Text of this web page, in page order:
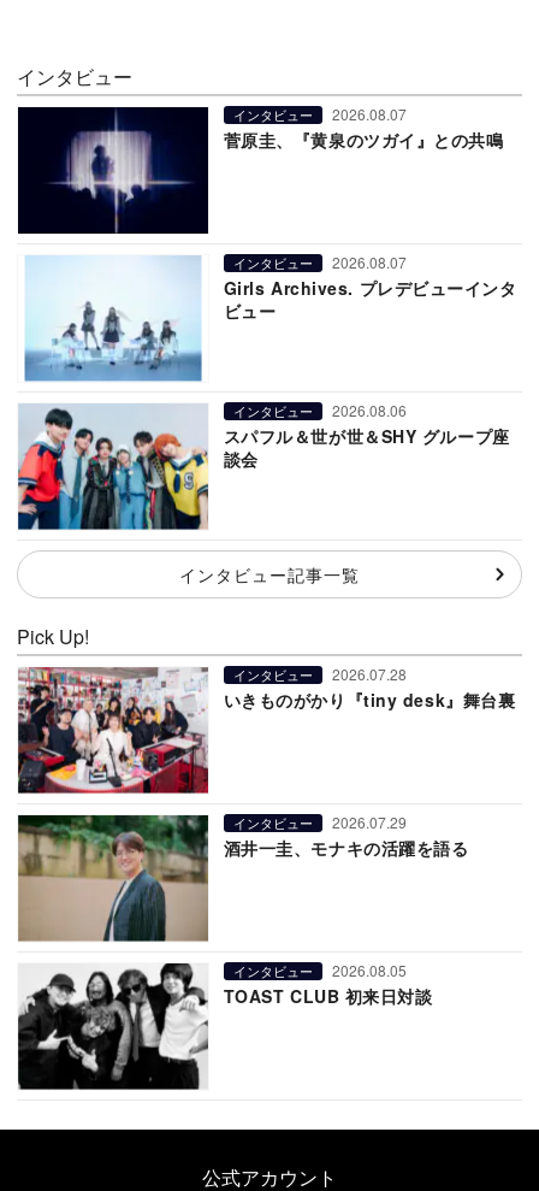
インタビュー
インタビュー 2026.08.07
菅原圭、『黄泉のツガイ』との共鳴
インタビュー 2026.08.07
Girls Archives. プレデビューインタ
ビュー
インタビュー 2026.08.06
スパフル＆世が世＆SHY グループ座
談会
インタビュー記事一覧
Pick Up!
インタビュー 2026.07.28
いきものがかり『tiny desk』舞台裏
インタビュー 2026.07.29
酒井一圭、モナキの活躍を語る
インタビュー 2026.08.05
TOAST CLUB 初来日対談
公式アカウント